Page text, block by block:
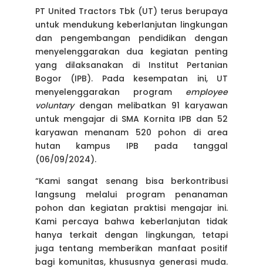
PT United Tractors Tbk (UT) terus berupaya
untuk mendukung keberlanjutan lingkungan
dan pengembangan pendidikan dengan
menyelenggarakan dua kegiatan penting
yang dilaksanakan di Institut Pertanian
Bogor (IPB). Pada kesempatan ini, UT
menyelenggarakan program employee
voluntarydengan melibatkan 91 karyawan
untuk mengajar di SMA Kornita IPB dan 52
karyawan menanam 520 pohon di area
hutan kampus IPB pada tanggal
(06/09/2024).
“Kami sangat senang bisa berkontribusi
langsung melalui program penanaman
pohon dan kegiatan praktisi mengajar ini.
Kami percaya bahwa keberlanjutan tidak
hanya terkait dengan lingkungan, tetapi
juga tentang memberikan manfaat positif
bagi komunitas, khususnya generasi muda.